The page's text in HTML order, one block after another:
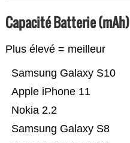
Capacité Batterie (mAh)
Plus élevé = meilleur
Samsung Galaxy S8
Nokia 2.2
Apple iPhone 11
Samsung Galaxy S10